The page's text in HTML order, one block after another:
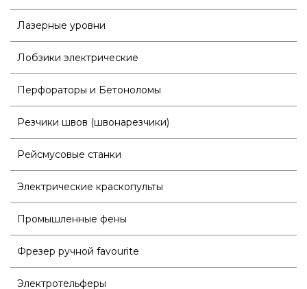
Лазерные уровни
Лобзики электрические
Перфораторы и Бетоноломы
Резчики швов (швонарезчики)
Рейсмусовые станки
Электрические краскопульты
Промышленные фены
Фрезер ручной favourite
Электротельферы